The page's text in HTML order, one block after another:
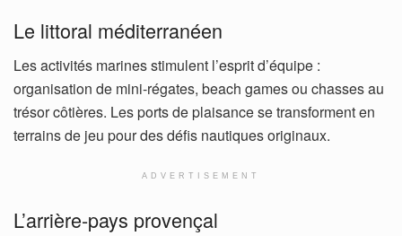
Le littoral méditerranéen
Les activités marines stimulent l’esprit d’équipe :
organisation de mini-régates, beach games ou chasses au
trésor côtières. Les ports de plaisance se transforment en
terrains de jeu pour des défis nautiques originaux.
ADVERTISEMENT
L’arrière-pays provençal